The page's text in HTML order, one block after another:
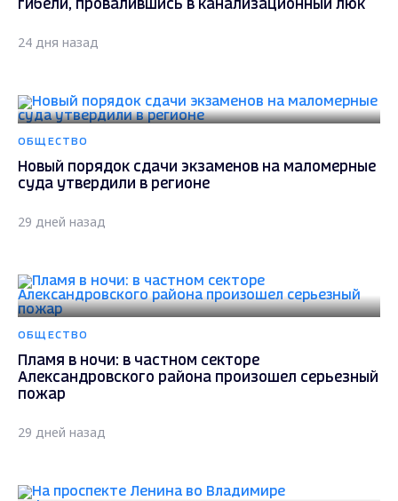
гибели, провалившись в канализационный люк
24 дня назад
ОБЩЕСТВО
Новый порядок сдачи экзаменов на маломерные
суда утвердили в регионе
29 дней назад
ОБЩЕСТВО
Пламя в ночи: в частном секторе
Александровского района произошел серьезный
пожар
29 дней назад